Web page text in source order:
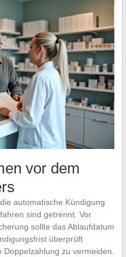
vor dem
automatische Kündigung
sind getrennt. Vor
sollte das Ablaufdatum
überprüft
zu vermeiden.